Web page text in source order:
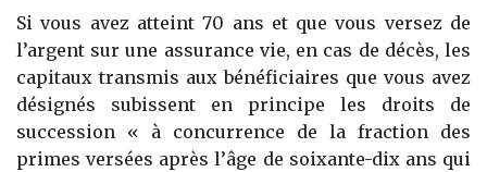
Si vous avez atteint 70 ans et que vous versez de
l’argent sur une assurance vie, en cas de décès, les
capitaux transmis aux bénéficiaires que vous avez
désignés subissent en principe les droits de
succession « à concurrence de la fraction des
primes versées après l’âge de soixante-dix ans qui